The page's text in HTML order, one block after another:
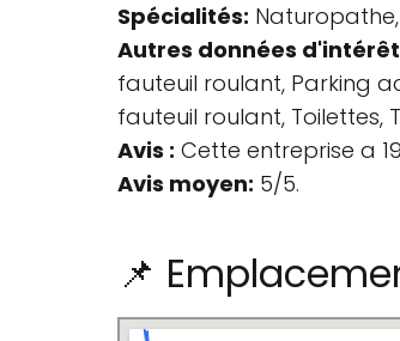
Spécialités:
Autres données
fauteuil roulant, Parking
fauteuil roulant, Toilettes,
Avis : Cette entreprise a
Avis moyen: 5/5.
📌